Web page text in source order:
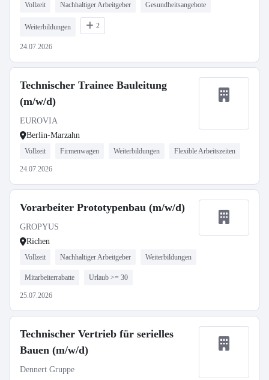
Vollzeit Nachhaltiger Arbeitgeber Gesundheitsangebote
Weiterbildungen 2
24.07.2026
Technischer Trainee Bauleitung
(m/w/d)
EUROVIA
Berlin-Marzahn
Vollzeit Firmenwagen Weiterbildungen Flexible Arbeitszeiten
24.07.2026
Vorarbeiter Prototypenbau (m/w/d)
GROPYUS
Richen
Vollzeit Nachhaltiger Arbeitgeber Weiterbildungen
Mitarbeiterrabatte Urlaub >= 30
25.07.2026
Technischer Vertrieb für serielles
Bauen (m/w/d)
Dennert Gruppe